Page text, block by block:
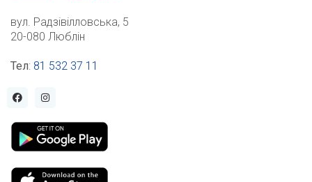
вул. Радзівілловська, 5
20-080 Люблін
Тел: 81 532 37 11